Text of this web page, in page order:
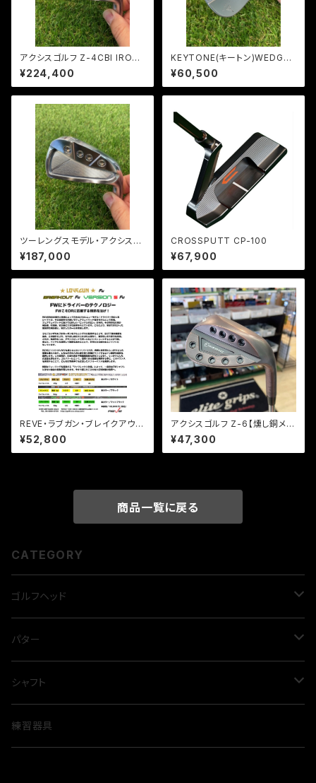
アクシスゴルフ Z-4CBI IRON
(#5~PW/6本組)モーダス105
¥224,400
KEYTONE(キートン)WEDGE/
モーダスウェッジ125
¥60,500
ツーレングスモデル・アクシスゴ
ルフ Z-4CBI IRON(#6~PW/5
本組)モーダス105
¥187,000
CROSSPUTT CP-100
¥67,900
REVE・ラブガン・ブレイクアウ
ト・バージョン５ FW【フェアウェ
イ用シャフト】
¥52,800
アクシスゴルフ Z-6【燻し銅メッ
キ】 ダイナミックゴールド120 S
200
¥47,300
商品一覧に戻る
CATEGORY
ゴルフヘッド
ドライバー
GINNICO model02 ☆
GINNICO model02 ☆☆
フェアウェイウッド
PROCEED・ダブルＲ FW SF
ユーティリティウッド
パター
LAB GOLF
ダイレクトフォース2.1
CROSSPUTT
シャフト
ドライバー用
練習器具